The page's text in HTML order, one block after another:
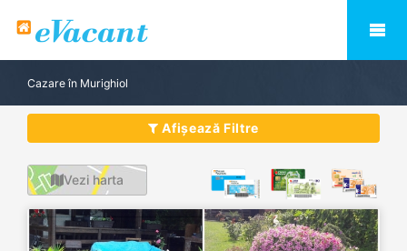
Cazare în Murighiol
Afișează Filtre
Vezi harta